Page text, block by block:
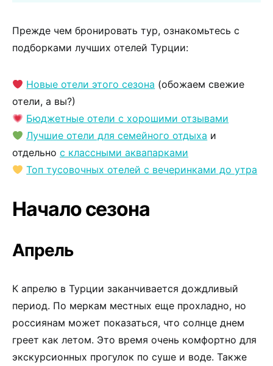
Прежде чем бронировать тур, ознакомьтесь с
подборками лучших отелей Турции:
Новые отели этого сезона (обожаем свежие
отели, а вы?)
Бюджетные отели с хорошими отзывами
Лучшие отели для семейного отдыха и
отдельно с классными аквапарками
Топ тусовочных отелей с вечеринками до утра
Начало сезона
Апрель
К апрелю в Турции заканчивается дождливый
период. По меркам местных еще прохладно, но
россиянам может показаться, что солнце днем
греет как летом. Это время очень комфортно для
экскурсионных прогулок по суше и воде. Также